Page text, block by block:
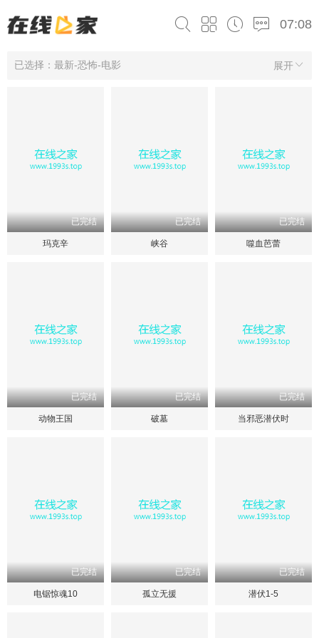
07:08
展开
已选择：最新-恐怖-电影
已完结
玛克辛
已完结
峡谷
已完结
噬血芭蕾
已完结
动物王国
已完结
破墓
已完结
当邪恶潜伏时
已完结
电锯惊魂10
已完结
孤立无援
已完结
潜伏1-5